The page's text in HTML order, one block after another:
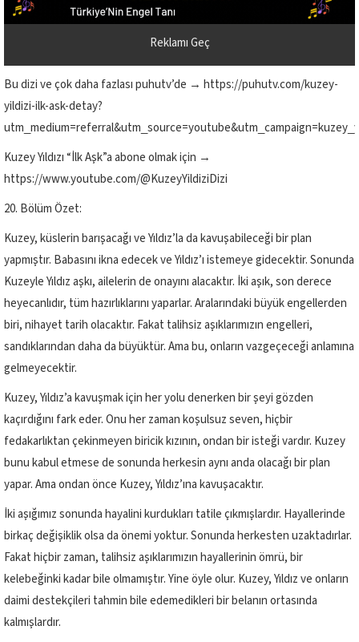
Reklamı Geç
Bu dizi ve çok daha fazlası puhutv’de → https://puhutv.com/kuzey-
yildizi-ilk-ask-detay?
Kuzey Yıldızı “İlk Aşk”a abone olmak için →
https://www.youtube.com/@KuzeyYildiziDizi
20. Bölüm Özet:
Kuzey, küslerin barışacağı ve Yıldız’la da kavuşabileceği bir plan
yapmıştır. Babasını ikna edecek ve Yıldız’ı istemeye gidecektir. Sonunda
Kuzeyle Yıldız aşkı, ailelerin de onayını alacaktır. İki aşık, son derece
heyecanlıdır, tüm hazırlıklarını yaparlar. Aralarındaki büyük engellerden
biri, nihayet tarih olacaktır. Fakat talihsiz aşıklarımızın engelleri,
sandıklarından daha da büyüktür. Ama bu, onların vazgeçeceği anlamına
gelmeyecektir.
Kuzey, Yıldız’a kavuşmak için her yolu denerken bir şeyi gözden
kaçırdığını fark eder. Onu her zaman koşulsuz seven, hiçbir
fedakarlıktan çekinmeyen biricik kızının, ondan bir isteği vardır. Kuzey
bunu kabul etmese de sonunda herkesin aynı anda olacağı bir plan
yapar. Ama ondan önce Kuzey, Yıldız’ına kavuşacaktır.
İki aşığımız sonunda hayalini kurdukları tatile çıkmışlardır. Hayallerinde
birkaç değişiklik olsa da önemi yoktur. Sonunda herkesten uzaktadırlar.
Fakat hiçbir zaman, talihsiz aşıklarımızın hayallerinin ömrü, bir
kelebeğinki kadar bile olmamıştır. Yine öyle olur. Kuzey, Yıldız ve onların
daimi destekçileri tahmin bile edemedikleri bir belanın ortasında
kalmışlardır.